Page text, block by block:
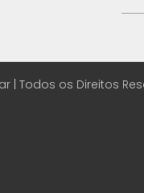
| Todos os Direitos